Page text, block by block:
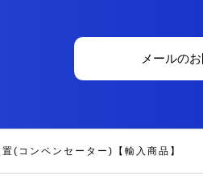
メールの
コンペンセーター)【輸入商品】